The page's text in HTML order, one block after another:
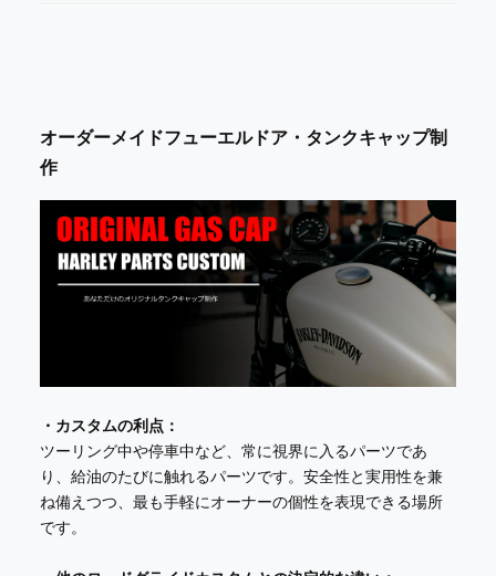
オーダーメイドフューエルドア・タンクキャップ制
作
・カスタムの利点：
ツーリング中や停車中など、常に視界に入るパーツであ
り、給油のたびに触れるパーツです。安全性と実用性を兼
ね備えつつ、最も手軽にオーナーの個性を表現できる場所
です。